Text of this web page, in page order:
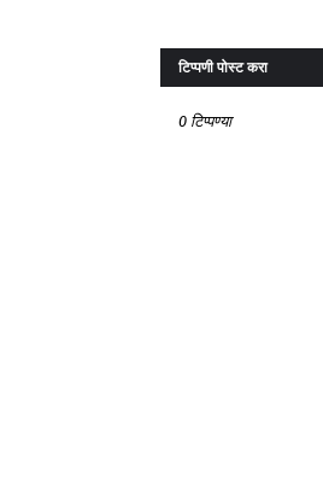
टिप्पणी पोस्ट करा
0 टिप्पण्या